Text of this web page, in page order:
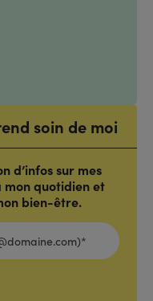
soin de moi
d’infos sur mes
mon quotidien et
bien-être.